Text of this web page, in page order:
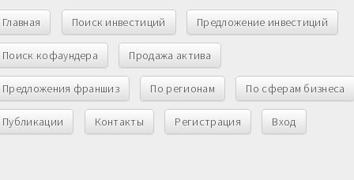
Главная Поиск инвестиций Предложение инвестиций
Поиск кофаундера Продажа актива
Предложения франшиз По регионам По сферам бизнеса
Публикации Контакты Регистрация Вход